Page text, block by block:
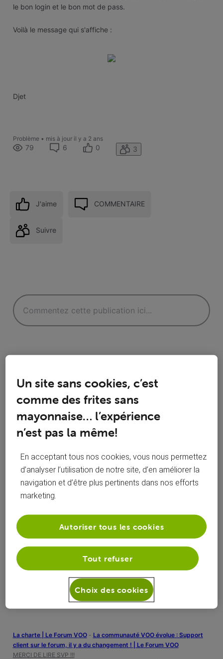
le bon login et le bon mot de pass.
Voilà le message qui s'affiche :
Djet
Problème • mis à jour il y a 2 ans
79 6 0 3
J'aime COMMENTAIRE
Suivre
Réponses
Selected
Oldest
Firstroylion15
Top Expert 49K messages
Hello
@djet, auriez vous modifié qqch à votre abonnement
Êtes vous sur votre wifi ? Pouvez vous essayer en 4G ?
La charte | Le Forum VOO- ‎La communauté VOO évolue : Support
client sur le forum, il y a du changement ! | Le Forum VOO
MERCI DE LIRE SVP !!!
Un site sans cookies, c’est
comme des frites sans
mayonnaise… l’expérience
n’est pas la même!
En acceptant tous nos cookies, vous nous permettez
d’analyser l’utilisation de notre site, d’en améliorer la
navigation et d’être plus pertinents dans nos efforts
marketing.
Tout refuser
Autoriser tous les cookies
Choix des cookies